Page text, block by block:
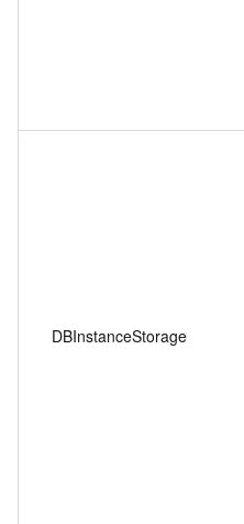
DBInstanceStorage